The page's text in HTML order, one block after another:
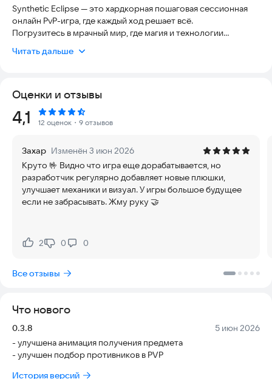
Synthetic Eclipse — это хардкорная пошаговая сессионная
онлайн PvP-игра, где каждый ход решает всё.
Погрузитесь в мрачный мир, где магия и технологии
эпической борьбы за выживание.
Теперь мир лежит в руинах, а магия, ставшая последним
шансом на выживание, одновременно обернулась
проклятием. ИИ, стремясь понять природу этой силы и
магов. Пойманных заставляют сражаться на стороне
андроидов против своих собратьев, их воля сломлена, а
разум искажён. Среди разрушенных городов выжившие маги
отчаянно цепляются за свою человечность, борются за
право быть собой и верят в возможность вернуть
Глубокий и стратегический геймплей
одно из пяти действий, каждое из которых имеет свои
решающим.
каждый со своими характеристиками и стилем игры. Их
истории развиваются параллельно, создавая захватывающий
сюжет.
Читать дальше
Оценки и отзывы
Рейтинг:
4,1 12 оценок ・9 отзывов
Захар Изменён 3 июн 2026
Круто 🤟 Видно что игра еще дорабатывается, но
разработчик регулярно добавляет новые плюшки,
улучшает механики и визуал. У игры большое будущее
если не забрасывать. Жму руку 🤝
Нравится:
2Не нравится:
0 0
Все отзывы
Что нового
Версия:
0.3.8 Дата:
5 июн 2026
- улучшена анимация получения предмета
- улучшен подбор противников в PVP
История версий